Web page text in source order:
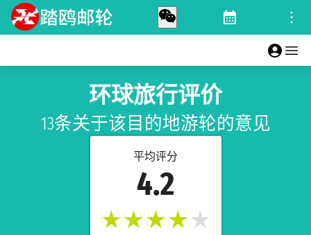
平均评分
4.2
★★★★★
环球旅行评价
13条关于该目的地游轮的意见